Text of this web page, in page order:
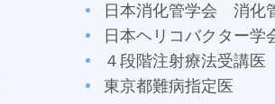
日本消化管学会 消化
日本ヘリコバクター
４段階注射療法受講医
東京都難病指定医